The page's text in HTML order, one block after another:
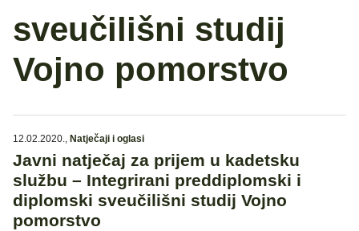
sveučilišni studij
Vojno pomorstvo
12.02.2020., Natječaji i oglasi
Javni natječaj za prijem u kadetsku
službu – Integrirani preddiplomski i
diplomski sveučilišni studij Vojno
pomorstvo